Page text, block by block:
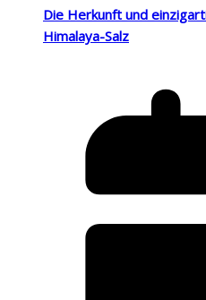
Die Herkunft und
Himalaya-Salz